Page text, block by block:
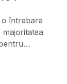
întrebare
O întrebare
atunci din